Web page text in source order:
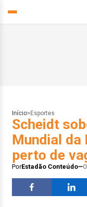
Início> Esportes
Scheidt
Mundial da
perto de
PorEstadão Conteúdo